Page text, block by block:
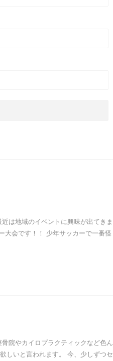
は地域のイベントに興味が出てきま
会です！！ 少年サッカーで一番怪
院やカイロプラクティックなど色ん
しいと言われます。 今、少しずつセ